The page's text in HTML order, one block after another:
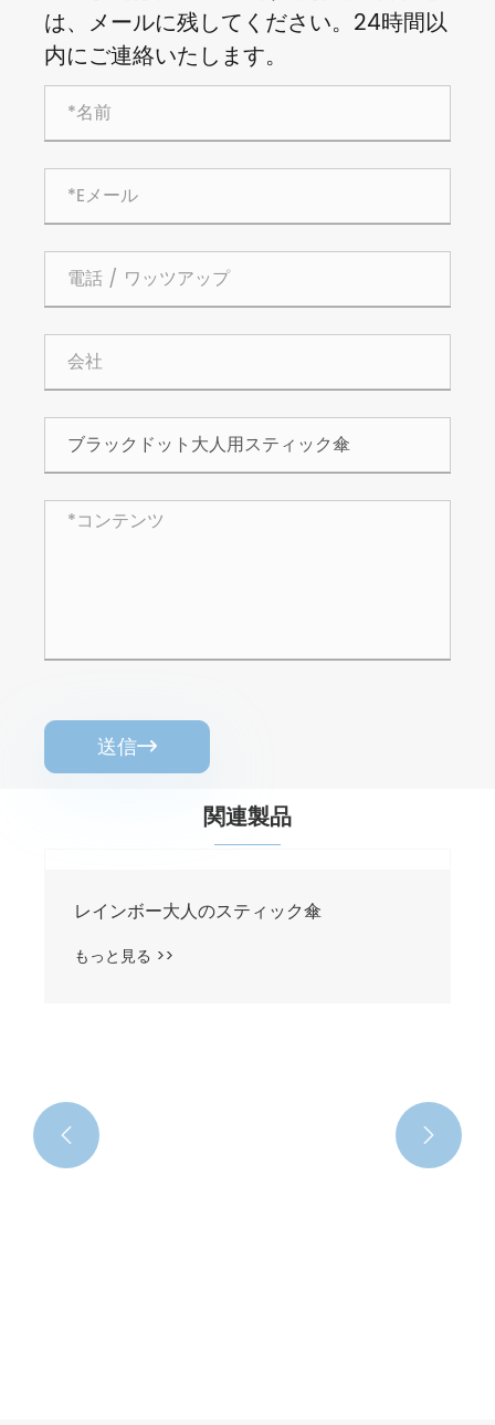
は、メールに残してください。24時間以
内にご連絡いたします。
送信
関連製品
レインボー大人のスティック傘
もっと見る >>
 